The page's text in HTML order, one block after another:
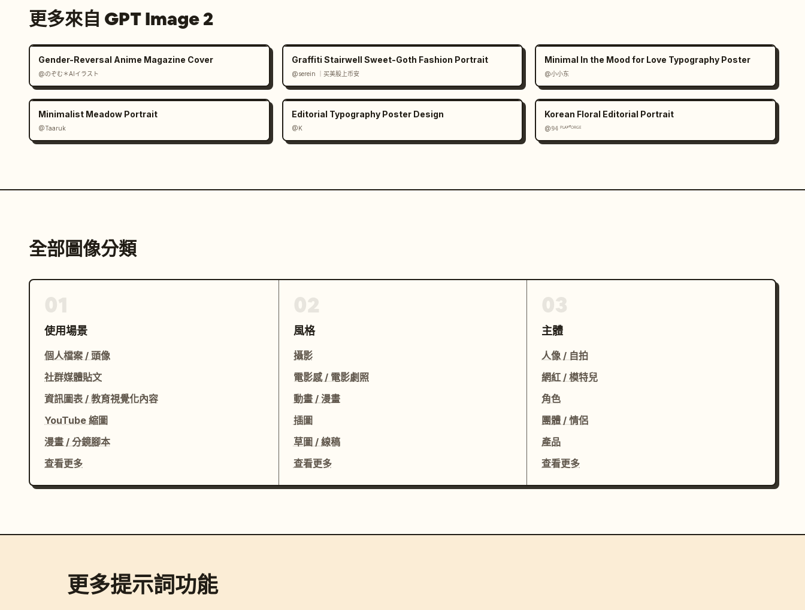
更多來自 GPT Image 2
Gender-Reversal Anime Magazine Cover
@のぞむ＊AIイラスト
Graffiti Stairwell Sweet-Goth Fashion Portrait
@serein ｜买美股上币安
Minimal In the Mood for Love Typography Poster
@小小东
Minimalist Meadow Portrait
@Taaruk
Editorial Typography Poster Design
@K
Korean Floral Editorial Portrait
@𝟡𝟜 ᴾᴸᴬʸᶠᴼᴿᴳᴱ
全部圖像分類
使用場景
個人檔案 / 頭像
社群媒體貼文
資訊圖表 / 教育視覺化內容
YouTube 縮圖
漫畫 / 分鏡腳本
查看更多
風格
攝影
電影感 / 電影劇照
動畫 / 漫畫
插圖
草圖 / 線稿
查看更多
主體
人像 / 自拍
網紅 / 模特兒
角色
團體 / 情侶
產品
查看更多
更多提示詞功能